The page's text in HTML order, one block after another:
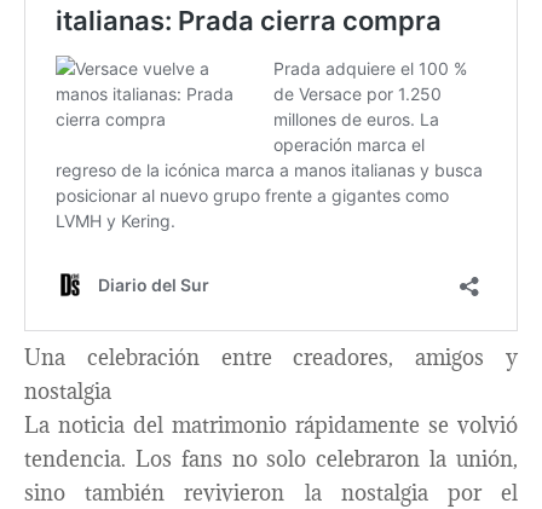
Una celebración entre creadores, amigos y
nostalgia
La noticia del matrimonio rápidamente se volvió
tendencia. Los fans no solo celebraron la unión,
sino también revivieron la nostalgia por el